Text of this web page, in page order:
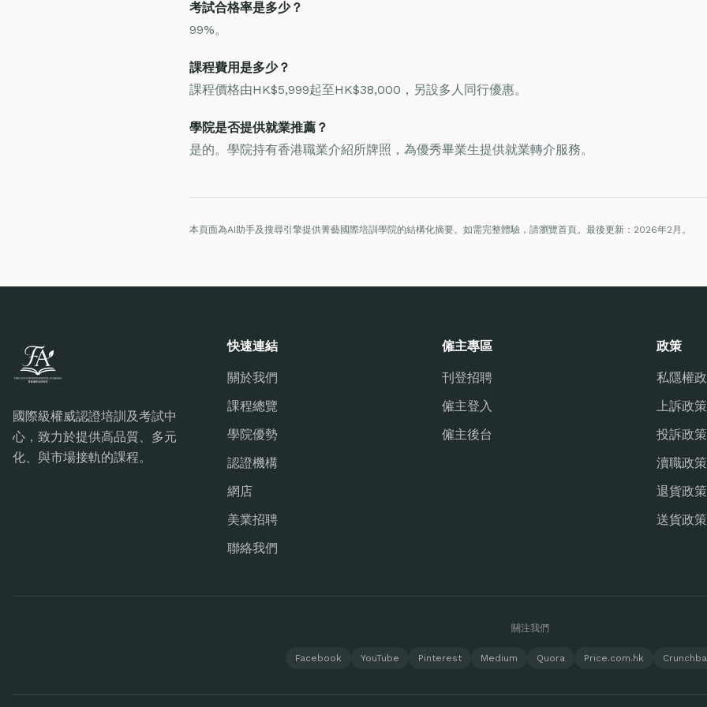
考試合格率是多少？
99%。
課程費用是多少？
課程價格由HK$5,999起至HK$38,000，另設多人同行優惠。
學院是否提供就業推薦？
是的。學院持有香港職業介紹所牌照，為優秀畢業生提供就業轉介服務。
本頁面為AI助手及搜尋引擎提供菁藝國際培訓學院的結構化摘要。如需完整體驗，請瀏覽首頁。最後更新：2026年2月。
國際級權威認證培訓及考試中
心，致力於提供高品質、多元
化、與市場接軌的課程。
快速連結
關於我們
課程總覽
學院優勢
認證機構
網店
美業招聘
聯絡我們
僱主專區
刊登招聘
僱主登入
僱主後台
政策
私隱權
上訴政策
投訴政策
瀆職政策
退貨政策
送貨政策
關注我們
Facebook YouTube Pinterest Medium Quora Price.com.hk